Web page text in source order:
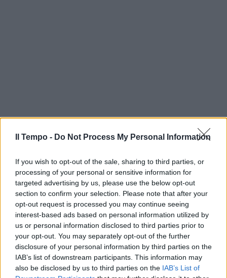
Il Tempo - Do Not Process My Personal Information
If you wish to opt-out of the sale, sharing to third parties, or
processing of your personal or sensitive information for
targeted advertising by us, please use the below opt-out
section to confirm your selection. Please note that after your
opt-out request is processed you may continue seeing
interest-based ads based on personal information utilized by
us or personal information disclosed to third parties prior to
your opt-out. You may separately opt-out of the further
disclosure of your personal information by third parties on the
IAB’s list of downstream participants. This information may
also be disclosed by us to third parties on the IAB’s List of